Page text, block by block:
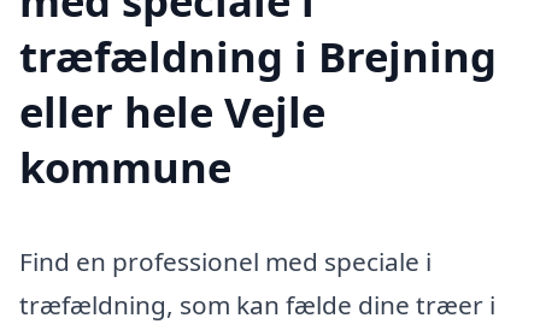
træfældning i Brejning
eller hele Vejle
kommune
Find en professionel med speciale i
træfældning, som kan fælde dine træer i